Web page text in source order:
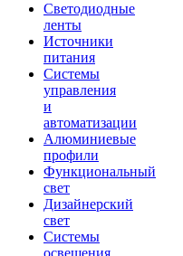
Светодиодные
ленты
Источники
питания
Системы
управления
и
автоматизации
Алюминиевые
профили
Функциональный
свет
Дизайнерский
свет
Системы
освещения